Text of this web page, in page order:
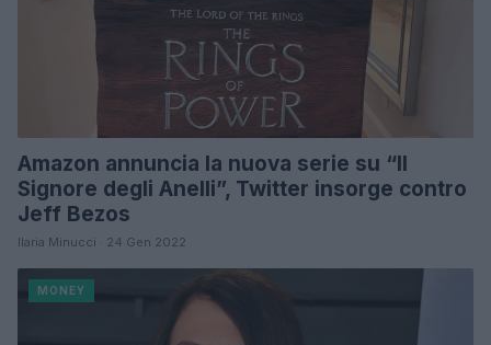
Amazon annuncia la nuova serie su “Il
Signore degli Anelli”, Twitter insorge contro
Jeff Bezos
Ilaria Minucci · 24 Gen 2022
MONEY